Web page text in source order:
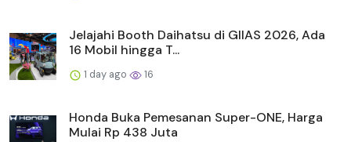
Jelajahi Booth Daihatsu di GIIAS 2026, Ada
16 Mobil hingga T...
1 day ago 16
Honda Buka Pemesanan Super-ONE, Harga
Mulai Rp 438 Juta